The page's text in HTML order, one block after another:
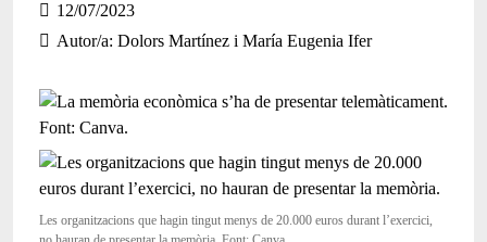
12/07/2023
Autor/a Dolors Martínez i María Eugenia Ifer
Les organitzacions que hagin tingut menys de 20.000 euros durant l’exercici,